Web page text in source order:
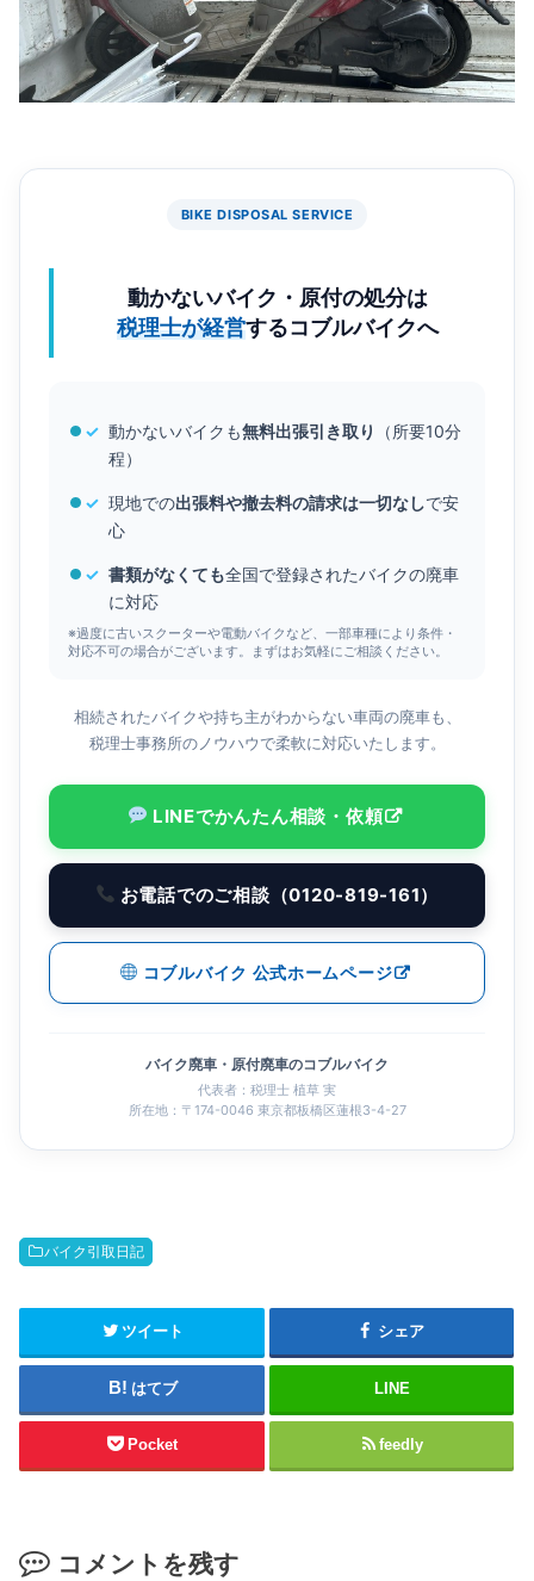
BIKE DISPOSAL SERVICE
動かないバイク・原付の処分は
税理士が経営するコブルバイクへ
✓ 動かないバイクも無料出張引き取り
（所要10分
程）
✓ 現地での出張料や撤去料の請求は一切なしで安
心
✓ 書類がなくても全国で登録されたバイクの廃車
に対応
※過度に古いスクーターや電動バイクなど、一部車種により条件・
対応不可の場合がございます。まずはお気軽にご相談ください。
相続されたバイクや持ち主がわからない車両の廃車も、
税理士事務所のノウハウで柔軟に対応いたします。
LINEでかんたん相談・依頼
お電話でのご相談（0120-819-161）
コブルバイク 公式ホームページ
バイク廃車・原付廃車のコブルバイク
代表者：税理士 植草 実
所在地：〒174-0046 東京都板橋区蓮根3-4-27
バイク引取日記
ツイート シェア
はてブ LINE
Pocket feedly
コメントを残す